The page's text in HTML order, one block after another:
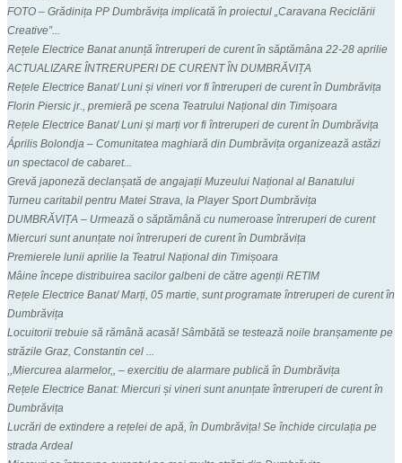
FOTO – Grădinița PP Dumbrăvița implicată în proiectul „Caravana Reciclării
Creative”...
Rețele Electrice Banat anunță întreruperi de curent în săptămâna 22-28 aprilie
ACTUALIZARE ÎNTRERUPERI DE CURENT ÎN DUMBRĂVIȚA
Rețele Electrice Banat/ Luni și vineri vor fi întreruperi de curent în Dumbrăvița
Florin Piersic jr., premieră pe scena Teatrului Național din Timișoara
Rețele Electrice Banat/ Luni și marți vor fi întreruperi de curent în Dumbrăvița
Április Bolondja – Comunitatea maghiară din Dumbrăvița organizează astăzi
un spectacol de cabaret...
Grevă japoneză declanșată de angajații Muzeului Național al Banatului
Turneu caritabil pentru Matei Strava, la Player Sport Dumbrăvița
DUMBRĂVIȚA – Urmează o săptămână cu numeroase întreruperi de curent
Miercuri sunt anunțate noi întreruperi de curent în Dumbrăvița
Premierele lunii aprilie la Teatrul Național din Timișoara
Mâine începe distribuirea sacilor galbeni de către agenții RETIM
Rețele Electrice Banat/ Marți, 05 martie, sunt programate întreruperi de curent în
Dumbrăvița
Locuitorii trebuie să rămână acasă! Sâmbătă se testează noile branșamente pe
străzile Graz, Constantin cel ...
,,Miercurea alarmelor,, – exercitiu de alarmare publică în Dumbrăvița
Rețele Electrice Banat: Miercuri și vineri sunt anunțate întreruperi de curent în
Dumbrăvița
Lucrări de extindere a rețelei de apă, în Dumbrăvița! Se închide circulația pe
strada Ardeal